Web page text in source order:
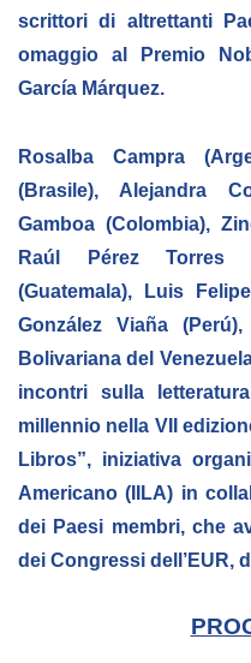
Albo fornitori
Contratti/Accordi/
NEWSLETTER
scrittori di altrettanti
omaggio al Premio
García Márquez.
Rosalba Campra
(Brasile), Alejandra
Gamboa (Colombia),
Raúl Pérez Torres
(Guatemala), Luis
González Viaña
Bolivariana del
incontri sulla
millennio nella VII
Libros”, iniziativa
Americano (IILA) in
dei Paesi membri, che
dei Congressi dell’EUR,